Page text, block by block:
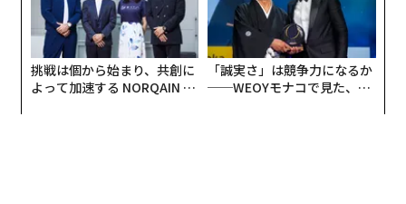
挑戦は個から始まり、共創に
よって加速する NORQAIN JA
「誠実さ」は競争力になるか
──WEOYモナコで見た、く